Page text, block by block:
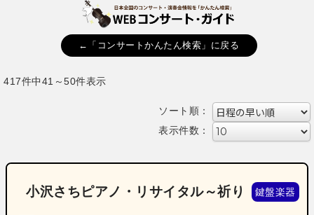
←「コンサートかんたん検索」に戻る
417件中41～50件表示
ソート順：
表示件数：
小沢さちピアノ・リサイタル～祈り 鍵盤楽器